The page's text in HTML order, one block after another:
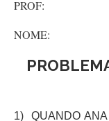
NOME:
1) QUANDO